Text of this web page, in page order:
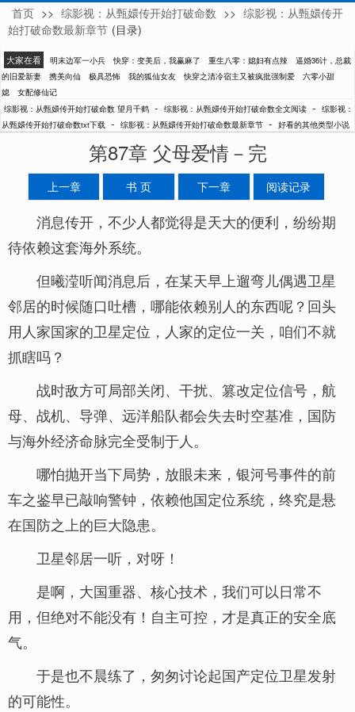
望月千鹤
首页 >> 综影视：从甄嬛传开始打破命数 >> 综影视：从甄嬛传开
始打破命数最新章节 (目录)
大家在看 明末边军一小兵 快穿：变美后，我赢麻了 重生八零：媳妇有点辣
逼婚36计，总裁
的旧爱新妻
携美向仙 极具恐怖 我的狐仙女友 快穿之清冷宿主又被疯批强制爱
六零小甜
媳
女配修仙记
综影视：从甄嬛传开始打破命数 望月千鹤 - 综影视：从甄嬛传开始打破命数全文阅读 - 综影视：
从甄嬛传开始打破命数txt下载 - 综影视：从甄嬛传开始打破命数最新章节 - 好看的其他类型小说
第87章 父母爱情－完
上一章 书 页 下一章 阅读记录
消息传开，不少人都觉得是天大的便利，纷纷期
待依赖这套海外系统。
但曦滢听闻消息后，在某天早上遛弯儿偶遇卫星
邻居的时候随口吐槽，哪能依赖别人的东西呢？回头
用人家国家的卫星定位，人家的定位一关，咱们不就
抓瞎吗？
战时敌方可局部关闭、干扰、篡改定位信号，航
母、战机、导弹、远洋船队都会失去时空基准，国防
与海外经济命脉完全受制于人。
哪怕抛开当下局势，放眼未来，银河号事件的前
车之鉴早已敲响警钟，依赖他国定位系统，终究是悬
在国防之上的巨大隐患。
卫星邻居一听，对呀！
是啊，大国重器、核心技术，我们可以日常不
用，但绝对不能没有！自主可控，才是真正的安全底
气。
于是也不晨练了，匆匆讨论起国产定位卫星发射
的可能性。